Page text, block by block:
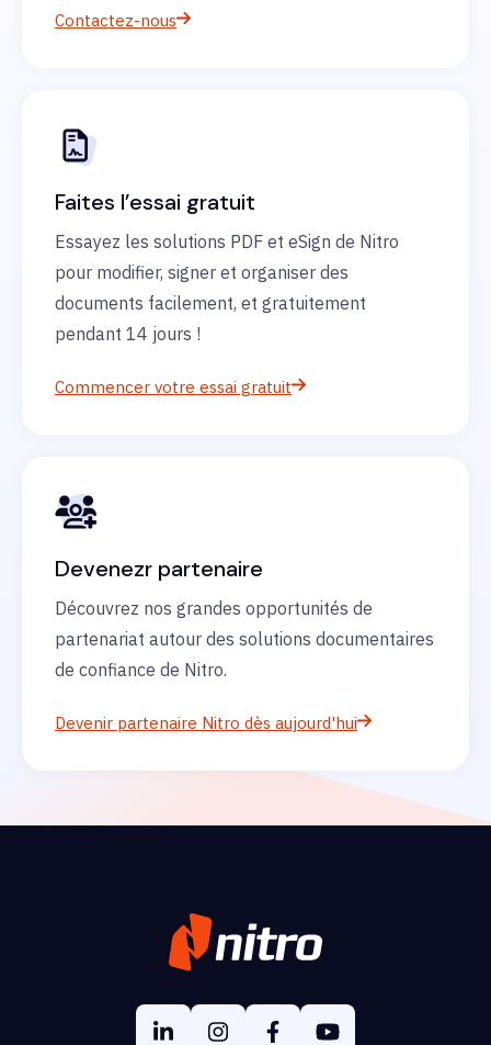
Contactez-nous
Faites l’essai gratuit
Essayez les solutions PDF et eSign de Nitro
pour modifier, signer et organiser des
documents facilement, et gratuitement
pendant 14 jours !
Commencer votre essai gratuit
Devenezr partenaire
Découvrez nos grandes opportunités de
partenariat autour des solutions documentaires
de confiance de Nitro.
Devenir partenaire Nitro dès aujourd'hui